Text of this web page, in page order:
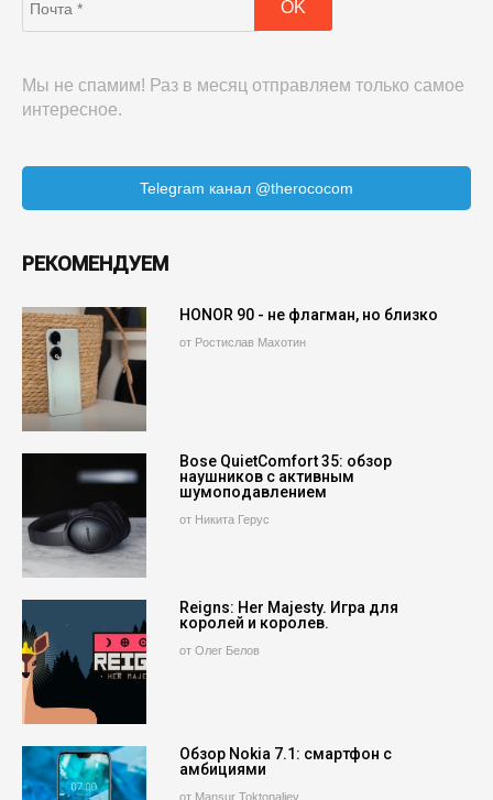
Мы не спамим! Раз в месяц отправляем только самое
интересное.
Telegram канал @therococom
РЕКОМЕНДУЕМ
HONOR 90 - не флагман, но близко
от Ростислав Махотин
Bose QuietComfort 35: обзор
наушников с активным
шумоподавлением
от Никита Герус
Reigns: Her Majesty. Игра для
королей и королев.
от Олег Белов
Обзор Nokia 7.1: смартфон с
амбициями
от Mansur Toktonaliev